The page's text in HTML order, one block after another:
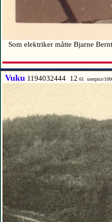
Som elektriker måtte Bjarne
Vuku 1194032444 12 61 userpics/